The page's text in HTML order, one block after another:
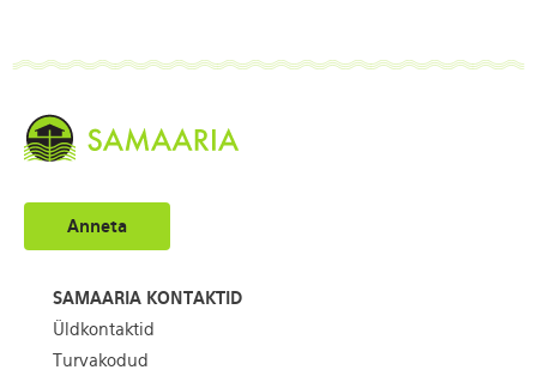
Anneta
SAMAARIA KONTAKTID
Üldkontaktid
Turvakodud